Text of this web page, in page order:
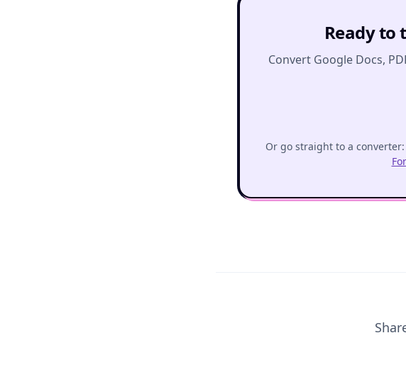
Ready to
Convert Google Docs,
Or go straight to a converter: